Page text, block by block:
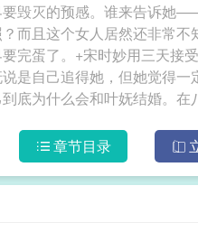
毁灭的预感。谁来告诉她
而且这个女人居然还非常
完蛋了。+宋时妙用三天
是自己追得她，但她觉得
底为什么会和叶妩结婚。
的你信吗？”叶妩翻了个白
池栩的关系在不同的眼里
几句话的八竿子打不着的
止书的唯粉：姐，和双面
章节目录